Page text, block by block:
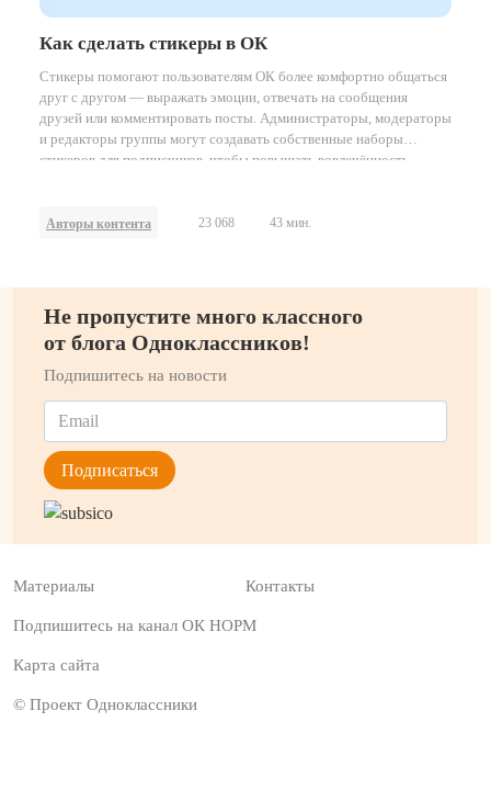
Как сделать стикеры в ОК
Стикеры помогают пользователям ОК более комфортно общаться
друг с другом — выражать эмоции, отвечать на сообщения
друзей или комментировать посты. Администраторы, модераторы
и редакторы группы могут создавать собственные наборы
стикеров для подписчиков, чтобы повышать вовлечённость
Авторы контента 23 068 43 мин.
Не пропустите много классного
от блога Одноклассников!
Подпишитесь на новости
Материалы Контакты
Подпишитесь на канал ОК НОРМ
Карта сайта
© Проект Одноклассники